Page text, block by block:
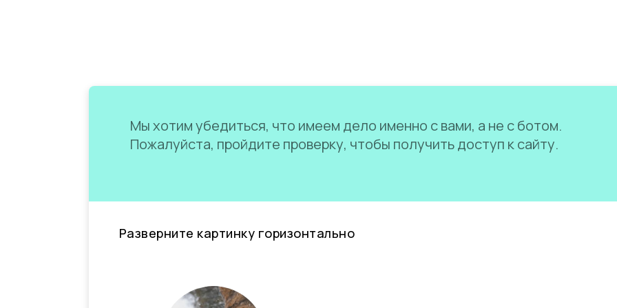
Мы хотим убедиться, что имеем дело именно с вами, а не с ботом.
Пожалуйста, пройдите проверку, чтобы получить доступ к сайту.
Разверните картинку горизонтально